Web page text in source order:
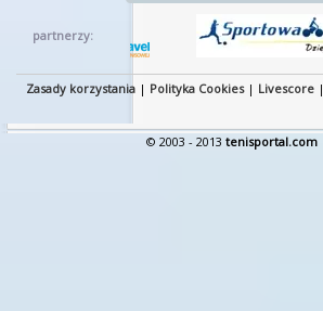
partnerzy:
Zasady korzystania | Polityka Cookies| Livescore |
© 2003 - 2013 tenisportal.com